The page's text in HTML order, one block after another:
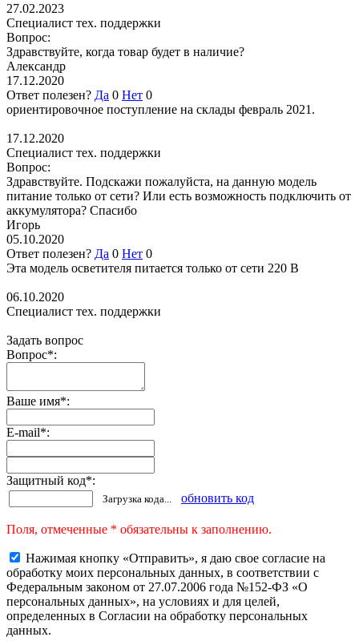
27.02.2023
Специалист тех. поддержки
Вопрос:
Здравствуйте, когда товар будет в наличие?
Александр
17.12.2020
Ответ полезен? Да 0 Нет 0
ориентировочное поступление на склады февраль 2021.
17.12.2020
Специалист тех. поддержки
Вопрос:
Здравствуйте. Подскажи пожалуйста, на данную модель
питание только от сети? Или есть возможность подключить от
аккумулятора? Спасибо
Игорь
05.10.2020
Ответ полезен? Да 0 Нет 0
Эта модель осветителя питается только от сети 220 В
06.10.2020
Специалист тех. поддержки
Задать вопрос
Вопрос*:
Ваше имя*:
E-mail*:
Защитный код*:
Загрузка кода... обновить код
Поля, отмеченные * обязательны к заполнению.
Нажимая кнопку «Отправить», я даю свое согласие на
обработку моих персональных данных, в соответствии с
Федеральным законом от 27.07.2006 года №152-ФЗ «О
персональных данных», на условиях и для целей,
определенных в Согласии на обработку персональных
данных.